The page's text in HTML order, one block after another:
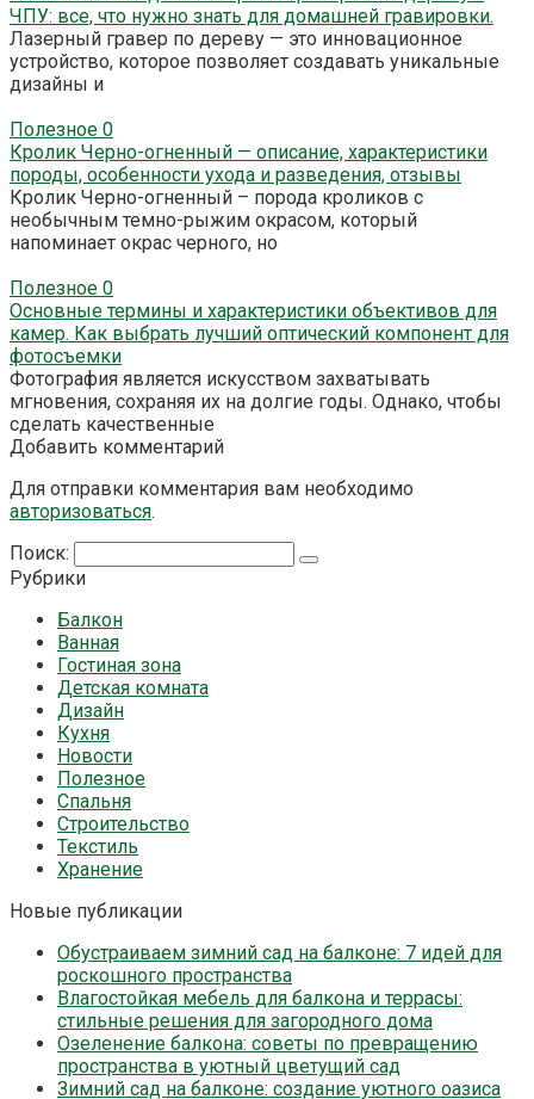
ЧПУ: все, что нужно знать для домашней гравировки.
Лазерный гравер по дереву — это инновационное
устройство, которое позволяет создавать уникальные
дизайны и
Полезное 0
Кролик Черно-огненный — описание, характеристики
породы, особенности ухода и разведения, отзывы
Кролик Черно-огненный – порода кроликов с
необычным темно-рыжим окрасом, который
напоминает окрас черного, но
Полезное 0
Основные термины и характеристики объективов для
камер. Как выбрать лучший оптический компонент для
фотосъемки
Фотография является искусством захватывать
мгновения, сохраняя их на долгие годы. Однако, чтобы
сделать качественные
Добавить комментарий
Для отправки комментария вам необходимо
авторизоваться.
Поиск:
Рубрики
Балкон
Ванная
Гостиная зона
Детская комната
Дизайн
Кухня
Новости
Полезное
Спальня
Строительство
Текстиль
Хранение
Новые публикации
Обустраиваем зимний сад на балконе: 7 идей для
роскошного пространства
Влагостойкая мебель для балкона и террасы:
стильные решения для загородного дома
Озеленение балкона: советы по превращению
пространства в уютный цветущий сад
Зимний сад на балконе: создание уютного оазиса